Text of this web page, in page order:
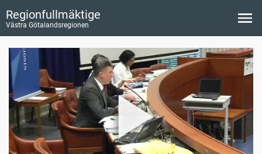
Regionfullmäktige
Västra Götalandsregionen